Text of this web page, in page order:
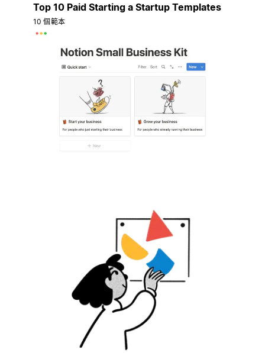
Top 10 Paid Starting a Startup Templates
10 個範本